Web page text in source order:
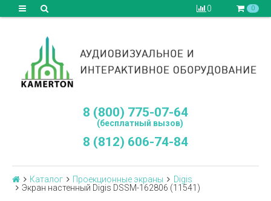
0 0
8 (800) 775-07-64
(бесплатный вызов)
8 (812) 606-74-84
Каталог Проекционные экраны
Digis
Экран настенный Digis DSSM-162806 (11541)